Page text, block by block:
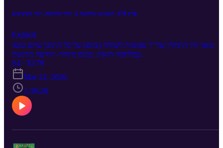
פרק 179- קשקושי מלחמה 2. יותר מלחמה, יותר קשקושים.
Explicit
מאגי וזיו הרמלין שד"ר נפגשות לשוחח (בזום) על כל התוכן שהם גמעו
במלחמה הזאת. בונוס מיוחד- הודעה מרגשת.
S4 · E179
Mar 22, 2026
1:39:28